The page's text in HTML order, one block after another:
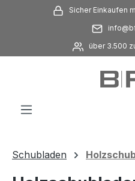
Zum Hauptinhalt springen
Sicher Einkaufen
über 3.500
Schubladen